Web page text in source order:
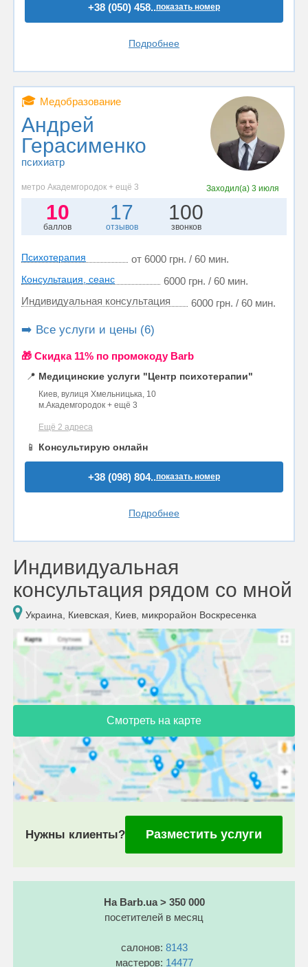
+38 (050) 458..показать номер
Подробнее
🎓 Медобразование
Андрей
Герасименко
психиатр
метро Академгородок + ещё 3 Заходил(а) 3 июля
10
баллов
17
отзывов
100
звонков
Психотерапия от 6000 грн. / 60 мин.
Консультация, сеанс
6000 грн. / 60 мин.
Индивидуальная консультация
6000 грн. / 60 мин.
➡️ Все услуги и цены (6)
🎁 Cкидка 11% по промокоду Barb
📍 Медицинские услуги "Центр психотерапии"
Киев, вулиця Хмельницька, 10
м.Академгородок + ещё 3
Ещё 2 адреса
📱 Консультирую онлайн
+38 (098) 804..показать номер
Подробнее
Индивидуальная
консультация рядом со мной
Украина, Киевская, Киев, микрорайон Воскресенка
Смотреть на карте
Нужны клиенты? Разместить услуги
На Barb.ua > 350 000
посетителей в месяц
салонов: 8143
мастеров: 14477